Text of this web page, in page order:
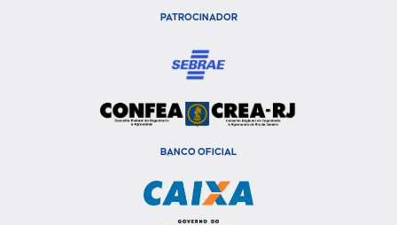
PATROCINADOR
BANCO OFICIAL